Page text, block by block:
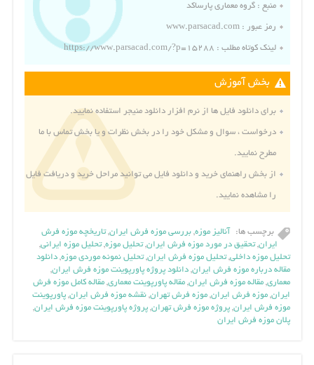
منبع : گروه معماری پارساکد
رمز عبور : www.parsacad.com
لینک کوتاه مطلب : https://www.parsacad.com/?p=15288
بخش آموزش
برای دانلود فایل ها از نرم افزار دانلود منیجر استفاده نمایید.
درخواست ، سوال و مشکل خود را در بخش نظرات و یا بخشتماس با ما
مطرح نمایید.
از بخش راهنمای خرید و دانلود فایل می توانید مراحل خرید و دریافت فایل
را مشاهده نمایید.
برچسب ها: آنالیز موزه, بررسی موزه فرش ایران,تاریخچه موزه فرش
ایران,تحقیق در مورد موزه فرش ایران,تحلیل موزه,تحلیل موزه ایرانی,
تحلیل موزه داخلی,تحلیل موزه فرش ایران,تحلیل نمونه موردی موزه, دانلود
مقاله درباره موزه فرش ایران, دانلود پروژه پاورپوینت موزه فرش ایران,
معماری, مقاله موزه فرش ایران, مقاله پاورپوینت معماری, مقاله کامل موزه فرش
ایران, موزه فرش ایران, موزه فرش تهران, نقشه موزه فرش ایران, پاورپوینت
موزه فرش ایران, پروژه موزه فرش تهران, پروژه پاورپوینت موزه فرش ایران,
پلان موزه فرش ایران